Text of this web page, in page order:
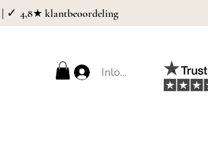
| ✓ 4,8★ klantbeoordeling
Inloggen